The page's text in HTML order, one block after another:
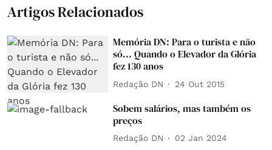
Artigos Relacionados
Memória DN: Para o turista e não
só... Quando o Elevador da Glória
fez 130 anos
Redação DN 24 Out 2015
Sobem salários, mas também os
preços
Redação DN 02 Jan 2024